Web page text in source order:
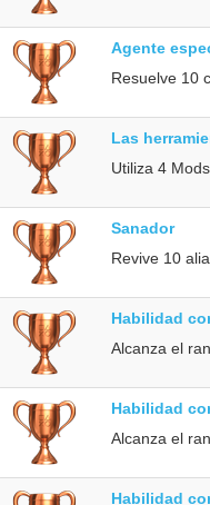
Agente
Resuelve 10
Las
Utiliza 4
Sanador
Revive 10
Habilidad
Alcanza el
Habilidad
Alcanza el
Habilidad